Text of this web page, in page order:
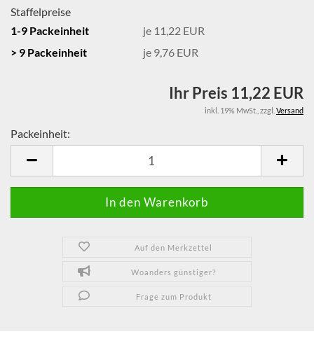
Staffelpreise
1-9 Packeinheit
je 11,22 EUR
> 9 Packeinheit
je 9,76 EUR
Ihr Preis 11,22 EUR
inkl. 19% MwSt. zzgl. Versand
Packeinheit:
Auf den Merkzettel
Woanders günstiger?
Frage zum Produkt